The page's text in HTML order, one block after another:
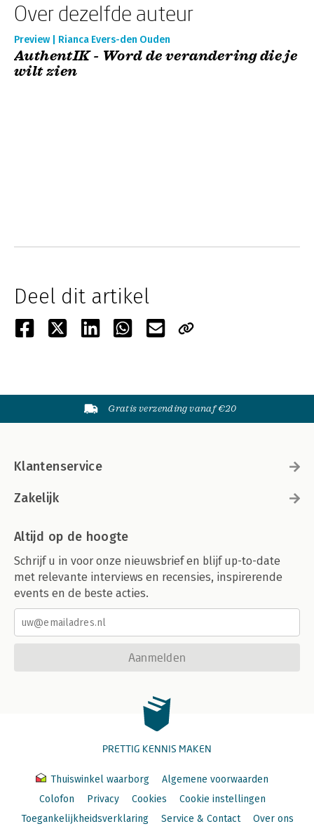
Over dezelfde auteur
Preview | Rianca Evers-den Ouden
AuthentIK - Word de verandering die je
wilt zien
Deel dit artikel
Gratis verzending vanaf €20
Klantenservice
Zakelijk
Altijd op de hoogte
Schrijf u in voor onze nieuwsbrief en blijf up-to-date
met relevante interviews en recensies, inspirerende
events en de beste acties.
Aanmelden
PRETTIG KENNIS MAKEN
Thuiswinkel waarborg
Algemene voorwaarden
Colofon
Privacy Cookies
Cookie instellingen
Toegankelijkheidsverklaring
Service & Contact Over ons